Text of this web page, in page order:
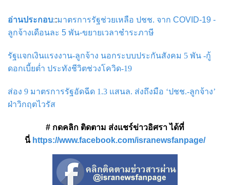
อ่านประกอบ::มาตรการรัฐช่วยเหลือ ปชช. จาก COVID-19 -
ลูกจ้างเดือนละ 5 พัน-ขยายเวลาชำระภาษี
รัฐเเจกเงินเเรงงาน-ลูกจ้าง นอกระบบประกันสังคม 5 พัน -กู้
ดอกเบี้ยต่ำ ประทังชีวิตช่วงโควิด-19
ส่อง 9 มาตรการรัฐอัดฉีด 1.3 แสนล. ส่งถึงมือ ‘ปชช.-ลูกจ้าง’
ฝ่าวิกฤตไวรัส
# กดคลิก ติดตาม ส่งแชร์ข่าวอิศรา ได้ที่
นี่ https://www.facebook.com/isranewsfanpage/